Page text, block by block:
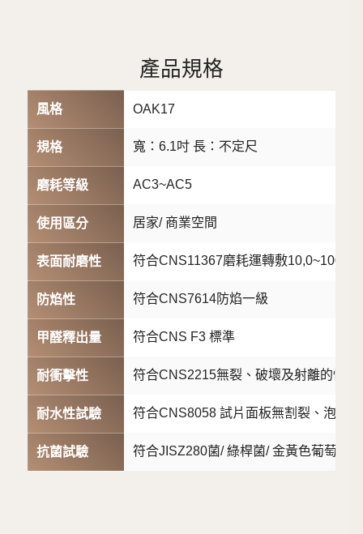
產品規格
風格 OAK17
規格 寬：6.1吋 長：不定尺
磨耗等級 AC3~AC5
使用區分 居家/ 商業空間
表面耐磨性 符合CNS11367磨耗運轉敷
防焰性 符合CNS7614防焰一級
甲醛釋出量 符合CNS F3 標準
耐衝擊性 符合CNS2215無裂、破壞及射離的情形
耐水性試驗 符合CNS8058 試片面板無割裂、泡狀
抗菌試驗 符合JISZ280菌/ 綠桿菌/ 金黃色葡萄球